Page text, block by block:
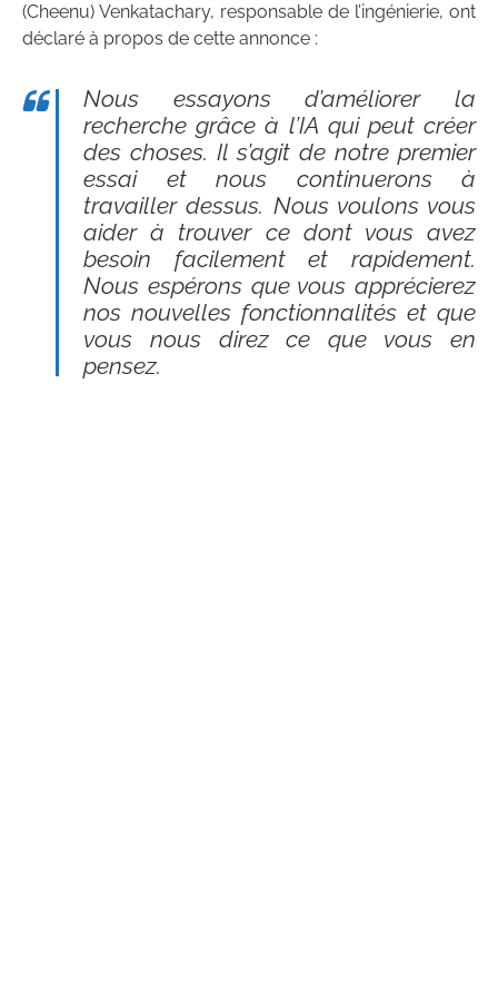
(Cheenu) Venkatachary, responsable de l’ingénierie, ont
déclaré à propos de cette annonce :
Nous essayons d’améliorer la
recherche grâce à l’IA qui peut créer
des choses. Il s’agit de notre premier
essai et nous continuerons à
travailler dessus. Nous voulons vous
aider à trouver ce dont vous avez
besoin facilement et rapidement.
Nous espérons que vous apprécierez
nos nouvelles fonctionnalités et que
vous nous direz ce que vous en
pensez.